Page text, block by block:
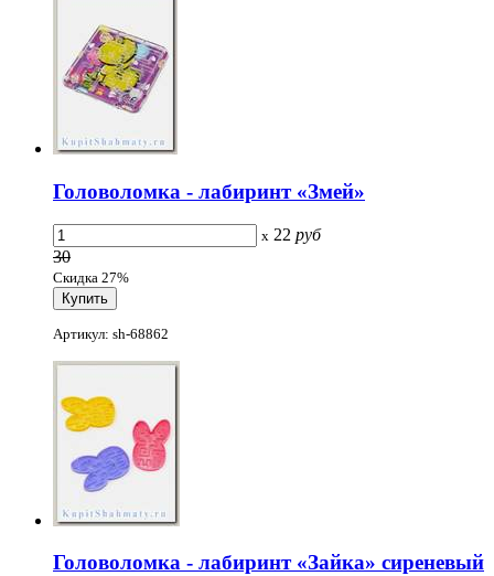
Головоломка - лабиринт «Змей»
x 22 руб
30
Скидка 27%
Артикул: sh-68862
Головоломка - лабиринт «Зайка» сиреневый